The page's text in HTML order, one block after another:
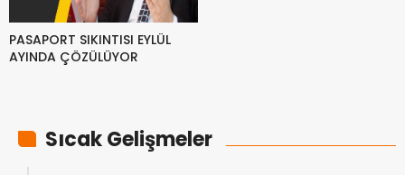
PASAPORT SIKINTISI EYLÜL
AYINDA ÇÖZÜLÜYOR
Sıcak Gelişmeler